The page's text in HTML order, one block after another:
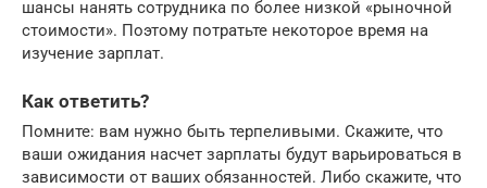
шансы нанять сотрудника по более низкой «рыночной
стоимости». Поэтому потратьте некоторое время на
изучение зарплат.
Как ответить?
Помните: вам нужно быть терпеливыми. Скажите, что
ваши ожидания насчет зарплаты будут варьироваться в
зависимости от ваших обязанностей. Либо скажите, что